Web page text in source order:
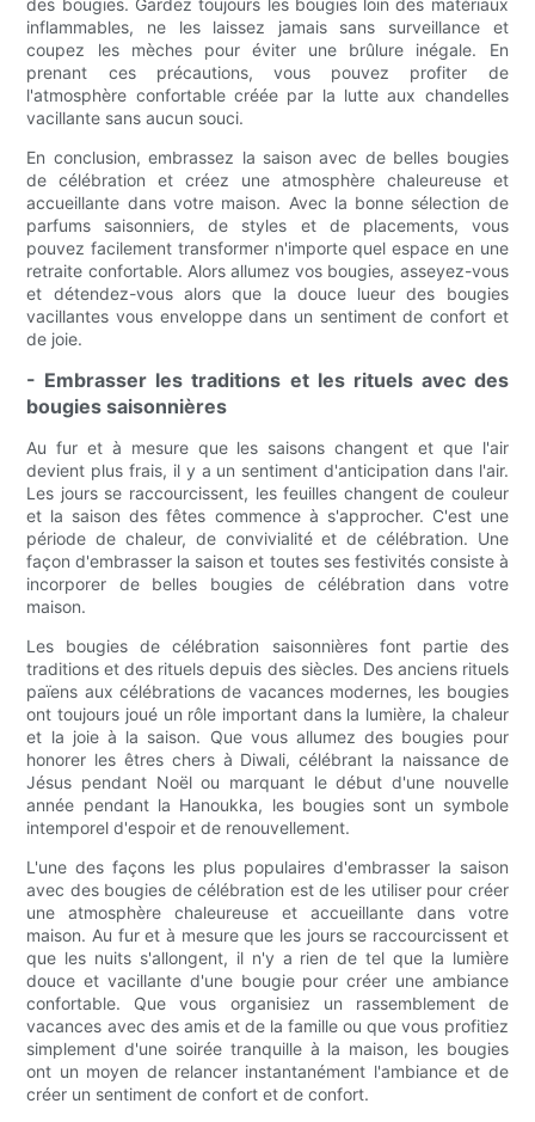
des bougies. Gardez toujours les bougies loin des matériaux
inflammables, ne les laissez jamais sans surveillance et
coupez les mèches pour éviter une brûlure inégale. En
prenant ces précautions, vous pouvez profiter de
l'atmosphère confortable créée par la lutte aux chandelles
vacillante sans aucun souci.
En conclusion, embrassez la saison avec de belles bougies
de célébration et créez une atmosphère chaleureuse et
accueillante dans votre maison. Avec la bonne sélection de
parfums saisonniers, de styles et de placements, vous
pouvez facilement transformer n'importe quel espace en une
retraite confortable. Alors allumez vos bougies, asseyez-vous
et détendez-vous alors que la douce lueur des bougies
vacillantes vous enveloppe dans un sentiment de confort et
de joie.
- Embrasser les traditions et les rituels avec des
bougies saisonnières
Au fur et à mesure que les saisons changent et que l'air
devient plus frais, il y a un sentiment d'anticipation dans l'air.
Les jours se raccourcissent, les feuilles changent de couleur
et la saison des fêtes commence à s'approcher. C'est une
période de chaleur, de convivialité et de célébration. Une
façon d'embrasser la saison et toutes ses festivités consiste à
incorporer de belles bougies de célébration dans votre
maison.
Les bougies de célébration saisonnières font partie des
traditions et des rituels depuis des siècles. Des anciens rituels
païens aux célébrations de vacances modernes, les bougies
ont toujours joué un rôle important dans la lumière, la chaleur
et la joie à la saison. Que vous allumez des bougies pour
honorer les êtres chers à Diwali, célébrant la naissance de
Jésus pendant Noël ou marquant le début d'une nouvelle
année pendant la Hanoukka, les bougies sont un symbole
intemporel d'espoir et de renouvellement.
L'une des façons les plus populaires d'embrasser la saison
avec des bougies de célébration est de les utiliser pour créer
une atmosphère chaleureuse et accueillante dans votre
maison. Au fur et à mesure que les jours se raccourcissent et
que les nuits s'allongent, il n'y a rien de tel que la lumière
douce et vacillante d'une bougie pour créer une ambiance
confortable. Que vous organisiez un rassemblement de
vacances avec des amis et de la famille ou que vous profitiez
simplement d'une soirée tranquille à la maison, les bougies
ont un moyen de relancer instantanément l'ambiance et de
créer un sentiment de confort et de confort.